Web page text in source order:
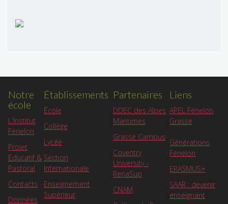
Notre
école
L'Institut
Fénelon
Projet
Educatif &
Pastoral
Contacts
Données
Établissements
École
Collège
Lycée
Section
Internationale
Enseignement
Supérieur
Partenaires
DDEC des Alpes
Maritimes
Grasse Campus
Coventry
University -
RenaSup
CNAM
Liens
APEL Fénelon
Grasse
Générations
Fénelon
ERASMUS+
SAAR : devenir
enseignant